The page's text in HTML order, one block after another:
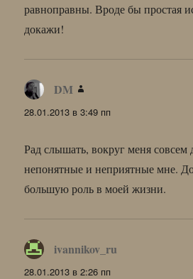
равноправны. Вроде бы простая
докажи!
DM
28.01.2013 в 3:49 пп
Рад слышать, вокруг меня совсем
непонятные и неприятные мне.
большую роль в моей жизни.
ivannikov_ru
28.01.2013 в 2:26 пп